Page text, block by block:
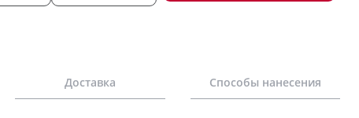
Доставка Способы нанесения